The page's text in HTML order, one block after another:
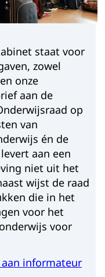
staat voor
zowel
onze
aan de
op
van
én de
aan een
niet uit het
wijst de raad
die in het
voor het
voor
informateur